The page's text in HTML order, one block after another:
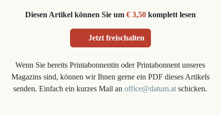
Diesen Artikel können Sie um € 3,50komplett lesen
Jetzt freischalten
Wenn Sie bereits Printabonnentin oder Printabonnent unseres
Magazins sind, können wir Ihnen gerne ein PDF dieses Artikels
senden. Einfach ein kurzes Mail anoffice@datum.at schicken.